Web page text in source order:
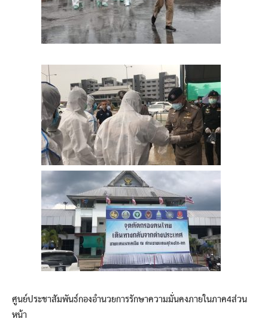
ศูนย์ประชาสัมพันธ์กองอำนวยการรักษาความมั่นคงภายในภาค4ส่วน
หน้า